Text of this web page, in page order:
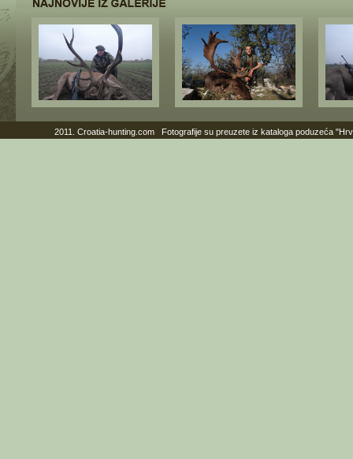
2011. Croatia-hunting.com Fotografije su preuzete iz kataloga poduzeća